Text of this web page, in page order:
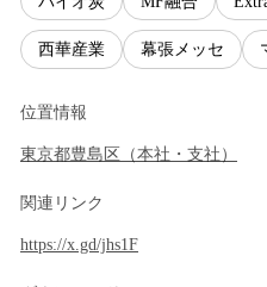
西華産業 幕張メッセ
位置情報
東京都豊島区 （本社・支社 ）
関連リンク
https://x.gd/jhs1F